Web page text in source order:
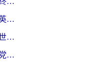
身在海外，如何找回《反恐精英：全球攻势》国服的丝滑手感？一份给你的终极指南
从纽约到暴风城：美国玩魔兽世界，如何找到你的最佳网络航线
日本怎么玩奥拉星不卡？海外党国服游戏加速器选择全攻略